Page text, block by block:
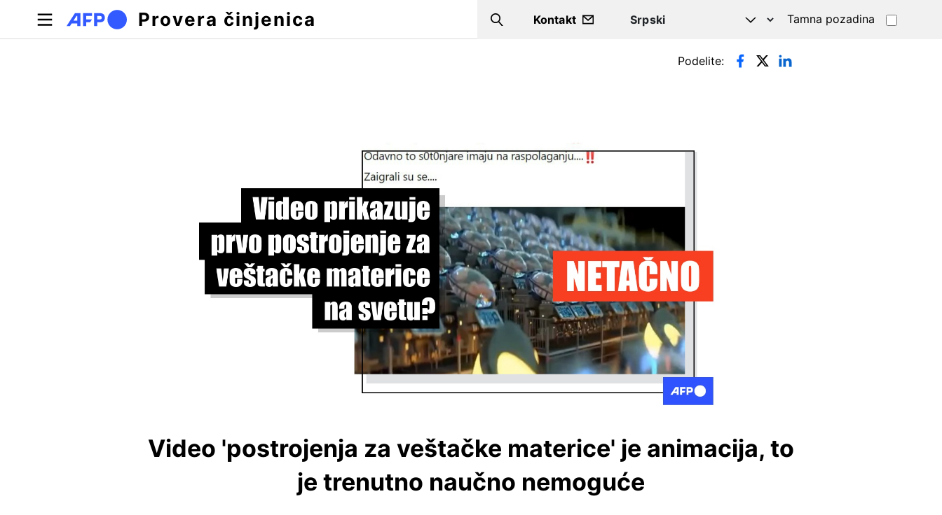
Skip to main content
Provera činjenica Search
Kontakt Tamna pozadina
Примарни табови Podelite:
Video 'postrojenja za veštačke materice' je animacija, to
je trenutno naučno nemoguće